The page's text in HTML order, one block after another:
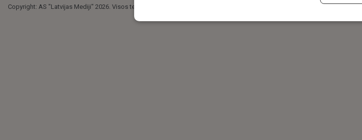
Copyright: AS "Latvijas Mediji" 2026. Visos teisės saugomos.